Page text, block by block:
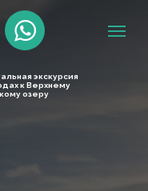
экскурсия
к Верхнему
озеру